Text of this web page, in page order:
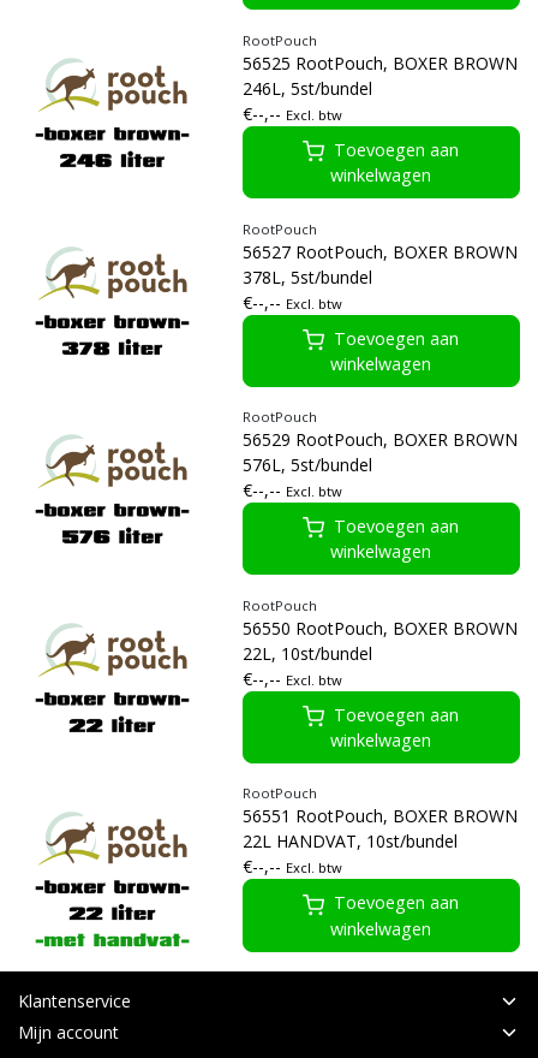
RootPouch
56525 RootPouch, BOXER BROWN
246L, 5st/bundel
€--,-- Excl. btw
Toevoegen aan
winkelwagen
RootPouch
56527 RootPouch, BOXER BROWN
378L, 5st/bundel
€--,-- Excl. btw
Toevoegen aan
winkelwagen
RootPouch
56529 RootPouch, BOXER BROWN
576L, 5st/bundel
€--,-- Excl. btw
Toevoegen aan
winkelwagen
RootPouch
56550 RootPouch, BOXER BROWN
22L, 10st/bundel
€--,-- Excl. btw
Toevoegen aan
winkelwagen
RootPouch
56551 RootPouch, BOXER BROWN
22L HANDVAT, 10st/bundel
€--,-- Excl. btw
Toevoegen aan
winkelwagen
Klantenservice
Mijn account